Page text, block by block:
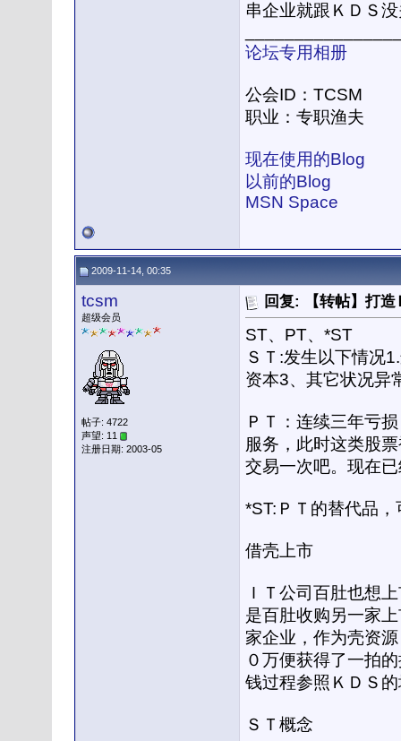
串企业就跟ＫＤＳ
论坛专用相册
公会ID：TCSM
职业：专职渔夫
现在使用的Blog
以前的Blog
MSN Space
2009-11-14, 00:35
tcsm
超级会员
帖子: 4722
声望: 11
注册日期: 2003-05
回复: 【转帖】打
ST、PT、*ST
ＳＴ:发生以下情况
资本3、其它状况异
ＰＴ：连续三年亏
服务，此时这类股
交易一次吧。现在
*ST:ＰＴ的替代品
借壳上市
ＩＴ公司百肚也想
是百肚收购另一家
家企业，作为壳资
０万便获得了一拍
钱过程参照ＫＤＳ
ＳＴ概念